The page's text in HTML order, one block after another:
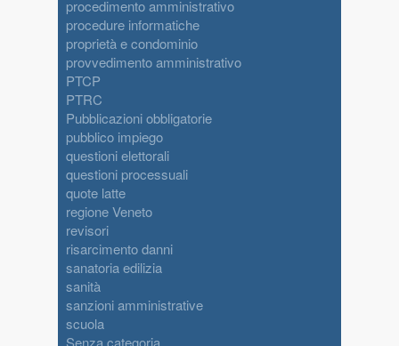
procedimento amministrativo
procedure informatiche
proprietà e condominio
provvedimento amministrativo
PTCP
PTRC
Pubblicazioni obbligatorie
pubblico impiego
questioni elettorali
questioni processuali
quote latte
regione Veneto
revisori
risarcimento danni
sanatoria edilizia
sanità
sanzioni amministrative
scuola
Senza categoria